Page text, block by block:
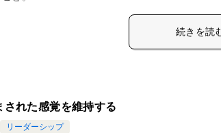
続きを読
された感覚を維持する
リーダーシップ